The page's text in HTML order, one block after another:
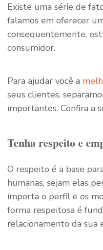
Existe uma série de
falamos em oferecer
consequentemente,
consumidor.
Para ajudar você a
seus clientes,
importantes. Confira a
Tenha respeito e
O respeito é a base
humanas, sejam elas
importa o perfil e os
forma respeitosa é
relacionamento da sua